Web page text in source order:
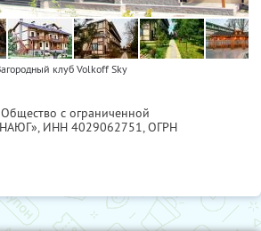
клуб Volkoff Sky
Общество с ограниченной
ИНН 4029062751, ОГРН